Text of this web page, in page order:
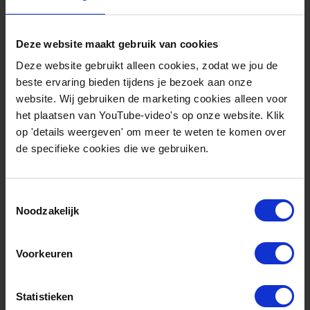
Deze website maakt gebruik van cookies
Deze website gebruikt alleen cookies, zodat we jou de
beste ervaring bieden tijdens je bezoek aan onze
website. Wij gebruiken de marketing cookies alleen voor
het plaatsen van YouTube-video's op onze website. Klik
op 'details weergeven' om meer te weten te komen over
de specifieke cookies die we gebruiken.
Noodzakelijk
Voorkeuren
Statistieken
Energie-uitwisseling
tussen Noord- en
Noordwest-Europa
Meer informatie
Studie